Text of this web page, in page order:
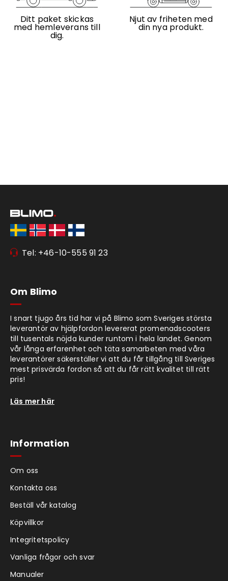
Ditt paket skickas
med hemleverans till
dig.
Njut av friheten med
din nya produkt.
Tel: +46-10-555 91 23
Om Blimo
I snart tjugo års tid har vi på Blimo som Sveriges största
leverantör av hjälpfordon levererat promenadscooters
till tusentals nöjda kunder runtom i hela landet. Genom
vår långa erfarenhet och täta samarbeten med våra
leverantörer säkerställer vi att du får tillgång till Sveriges
mest prisvärda fordon så att du får rätt kvalitet till rätt
pris!
Läs mer här
Information
Om oss
Kontakta oss
Beställ vår katalog
Köpvillkor
Integritetspolicy
Vanliga frågor och svar
Manualer